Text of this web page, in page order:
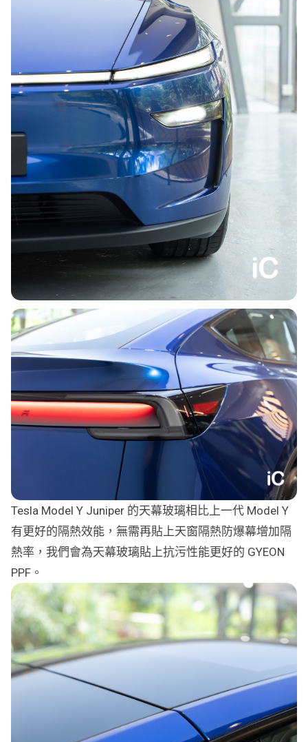
Tesla Model Y Juniper 的天幕玻璃相比上一代 Model Y
有更好的隔熱效能，無需再貼上天窗隔熱防爆幕增加隔
熱率，我們會為天幕玻璃貼上抗污性能更好的 GYEON
PPF。